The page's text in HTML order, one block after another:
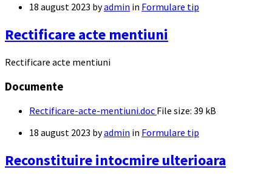
18 august 2023 byadmin in Formulare tip
Rectificare acte mentiuni
Rectificare acte mentiuni
Documente
Rectificare-acte-mentiuni.doc File size: 39 kB
18 august 2023 byadmin in Formulare tip
Reconstituire intocmire ulterioara